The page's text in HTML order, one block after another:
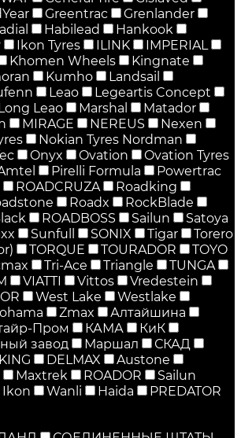
Greentrac
Grenlander
Habilead
Hankook
Ikon Tyres ILINK
IMPERIAL
Khomen Wheels
Kingnate
Kumho
Landsail
Leao
Legeartis Concept
Leao Marshal
Matador
MIRAGE NEREUS
Nexen
Nokian Tyres Nordman
Onyx Ovation
Ovation Tyres
Pirelli Formula
Powertrac
ROADCRUZA
Roadking
Roadx
RockBlade
ROADBOSS Sailun
Satoya
Sunfull SONIX Tigar
Torero
TORQUE TOURADOR
TOYO
Tri-Ace Triangle
TUNGA
VIATTI Vittos
Vredestein
West Lake
Westlake
Zmax
Алтайшина
Пром КАМА
КиК
завод
Маршал
СКАД
DELMAX
Austone
Maxtrek ROADOR
Sailun
Ikon Wanli Haida
PREDATOR